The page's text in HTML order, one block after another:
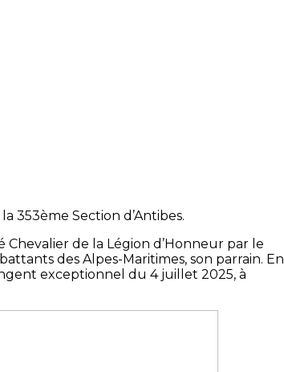
353ème Section d’Antibes.
Chevalier de la Légion d’Honneur par le
des Alpes-Maritimes, son parrain. En
exceptionnel du 4 juillet 2025, à